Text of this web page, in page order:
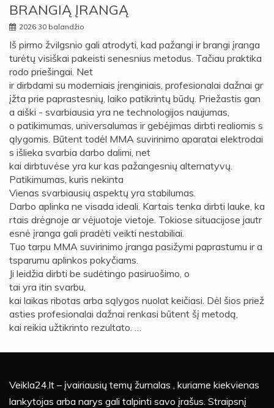
BRANGIĄ ĮRANGĄ
2026 30 balandžio
Iš pirmo žvilgsnio gali atrodyti, kad pažangi ir brangi įranga
turėtų visiškai pakeisti senesnius metodus. Tačiau praktika
rodo priešingai. Net
ir dirbdami su moderniais įrenginiais, profesionalai dažnai gr
įžta prie paprastesnių, laiko patikrintų būdų. Priežastis gan
a aiški - svarbiausia yra ne technologijos naujumas,
o patikimumas, universalumas ir gebėjimas dirbti realiomis s
ąlygomis. Būtent todėl MMA suvirinimo aparatai elektrodai
s išlieka svarbia darbo dalimi, net
kai dirbtuvėse yra kur kas pažangesnių alternatyvų.
Patikimumas, kuris nekinta
Vienas svarbiausių aspektų yra stabilumas.
Darbo aplinka ne visada ideali. Kartais tenka dirbti lauke, ka
rtais drėgnoje ar vėjuotoje vietoje. Tokiose situacijose jautr
esnė įranga gali pradėti veikti nestabiliai.
Tuo tarpu MMA suvirinimo įranga pasižymi paprastumu ir a
tsparumu aplinkos pokyčiams.
Ji leidžia dirbti be sudėtingo pasiruošimo, o
tai yra itin svarbu,
kai laikas ribotas arba sąlygos nuolat keičiasi. Dėl šios priež
asties profesionalai dažnai renkasi būtent šį metodą,
kai reikia užtikrinto rezultato. …
Veikla24.lt – įvairiausių temų žurnalas , kuriame kiekvienas
lankytojas arba narys gali talpinti savo įrašus. Straipsnį